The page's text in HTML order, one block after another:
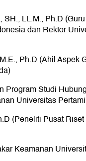
LL.M., Ph.D
dan Rektor
Ph.D (Ahil Aspek
Program Studi
Universitas
(Peneliti Pusat
Keamanan